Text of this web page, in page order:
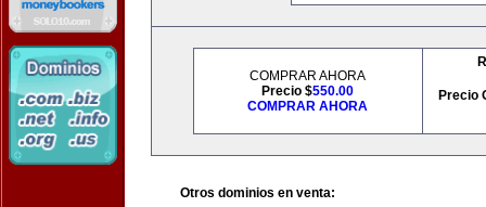
COMPRAR AHORA
Precio $550.00
COMPRAR AHORA
Precio
Otros dominios en venta: